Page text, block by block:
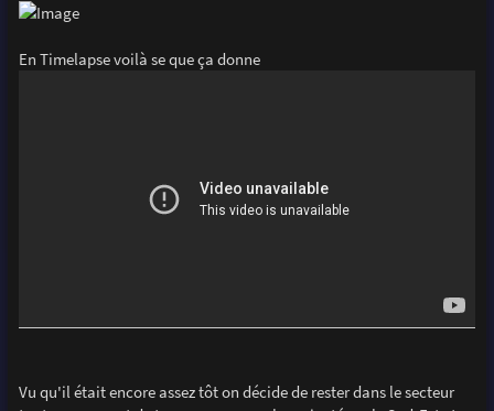
En Timelapse voilà se que ça donne
Vu qu'il était encore assez tôt on décide de rester dans le secteur